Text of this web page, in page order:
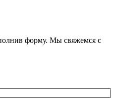
форму. Мы свяжемся с